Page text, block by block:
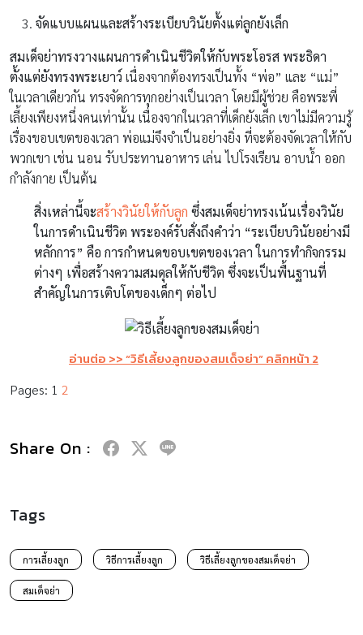
จัดแบบแผนและสร้างระเบียบวินัยตั้งแต่ลูกยังเล็ก
สมเด็จย่าทรงวางแผนการดำเนินชีวิตให้กับพระโอรส พระธิดา
ตั้งแต่ยังทรงพระเยาว์ เนื่องจากต้องทรงเป็นทั้ง “พ่อ” และ “แม่”
ในเวลาเดียวกัน ทรงจัดการทุกอย่างเป็นเวลา โดยมีผู้ช่วย คือพระพี่
เลี้ยงเพียงหนึ่งคนเท่านั้น เนื่องจากในเวลาที่เด็กยังเล็ก เขาไม่มีความรู้
เรื่องขอบเขตของเวลา พ่อแม่จึงจำเป็นอย่างยิ่ง ที่จะต้องจัดเวลาให้กับ
พวกเขา เช่น นอน รับประทานอาหาร เล่น ไปโรงเรียน อาบน้ำ ออก
กำลังกาย เป็นต้น
สิ่งเหล่านี้จะสร้างวินัยให้กับลูก ซึ่งสมเด็จย่าทรงเน้นเรื่องวินัย
ในการดำเนินชีวิต พระองค์รับสั่งถึงคำว่า “ระเบียบวินัยอย่างมี
หลักการ” คือ การกำหนดขอบเขตของเวลา ในการทำกิจกรรม
ต่างๆ เพื่อสร้างความสมดุลให้กับชีวิต ซึ่งจะเป็นพื้นฐานที่
สำคัญในการเติบโตของเด็กๆ ต่อไป
อ่านต่อ >> “วิธีเลี้ยงลูกของสมเด็จย่า” คลิกหน้า 2
Pages: 1 2
Share On :
Tags
การเลี้ยงลูก วิธีการเลี้ยงลูก วิธีเลี้ยงลูกของสมเด็จย่า
สมเด็จย่า